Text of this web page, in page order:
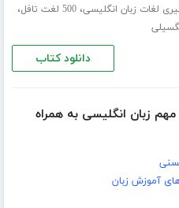
لغات زبان انگلیسی،500 لغت تافل ،
دانلود کتاب
کاربرد و مهم زبان انگلیسی به همراه
آموزش زبان